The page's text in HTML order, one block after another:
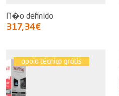
N�o definido
317,34€
apoio técnico grátis